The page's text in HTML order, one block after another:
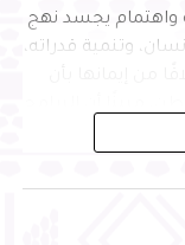
الإجراءات
في قرار
مجلس الشورى رقم ” 9 / 2 ” وتاريخ 15 / 3 / 1441هـ، قرر مجلس
واهتمام يجسد نهج
وتنمية قدراته،
الشخصية تسهم في
مستهدفات رؤية